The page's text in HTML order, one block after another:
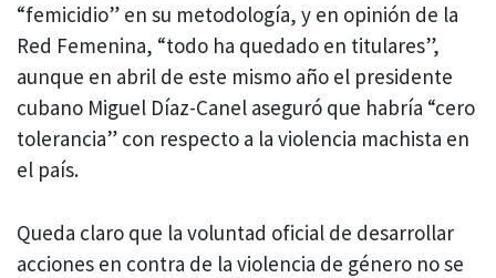
“femicidio” en su metodología, y en opinión de la
Red Femenina, “todo ha quedado en titulares”,
aunque en abril de este mismo año el presidente
cubano Miguel Díaz-Canel aseguró que habría “cero
tolerancia” con respecto a la violencia machista en
el país.
Queda claro que la voluntad oficial de desarrollar
acciones en contra de la violencia de género no se